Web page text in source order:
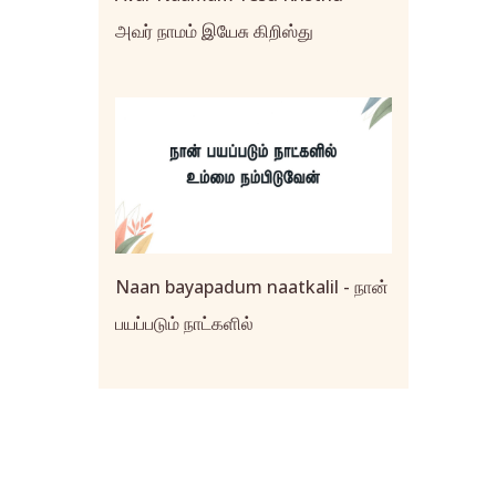
அவர் நாமம் இயேசு கிறிஸ்து
Naan bayapadum naatkalil - நான்
பயப்படும் நாட்களில்